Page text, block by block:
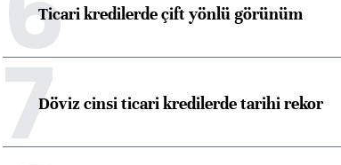
Ticari kredilerde çift yönlü görünüm
7Döviz cinsi ticari kredilerde tarihi rekor